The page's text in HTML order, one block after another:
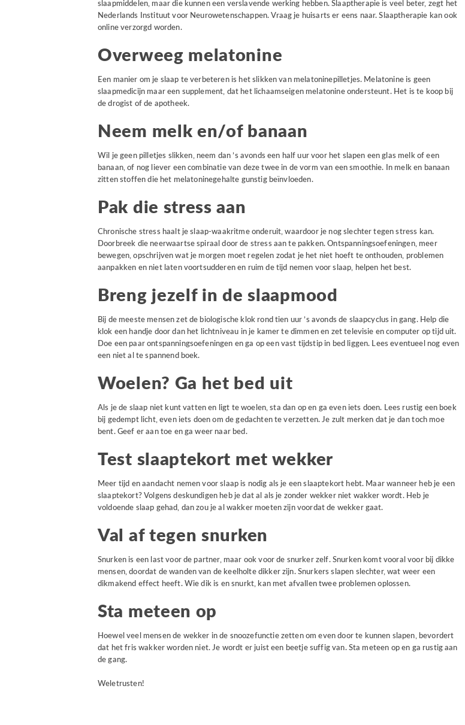
slaapmiddelen, maar die kunnen een verslavende werking hebben. Slaaptherapie is veel beter, zegt het
Nederlands Instituut voor Neurowetenschappen. Vraag je huisarts er eens naar. Slaaptherapie kan ook
online verzorgd worden.
Overweeg melatonine
Een manier om je slaap te verbeteren is het slikken van melatoninepilletjes. Melatonine is geen
slaapmedicijn maar een supplement, dat het lichaamseigen melatonine ondersteunt. Het is te koop bij
de drogist of de apotheek.
Neem melk en/of banaan
Wil je geen pilletjes slikken, neem dan ’s avonds een half uur voor het slapen een glas melk of een
banaan, of nog liever een combinatie van deze twee in de vorm van een smoothie. In melk en banaan
zitten stoffen die het melatoninegehalte gunstig beïnvloeden.
Pak die stress aan
Chronische stress haalt je slaap-waakritme onderuit, waardoor je nog slechter tegen stress kan.
Doorbreek die neerwaartse spiraal door de stress aan te pakken. Ontspanningsoefeningen, meer
bewegen, opschrijven wat je morgen moet regelen zodat je het niet hoeft te onthouden, problemen
aanpakken en niet laten voortsudderen en ruim de tijd nemen voor slaap, helpen het best.
Breng jezelf in de slaapmood
Bij de meeste mensen zet de biologische klok rond tien uur ’s avonds de slaapcyclus in gang. Help die
klok een handje door dan het lichtniveau in je kamer te dimmen en zet televisie en computer op tijd uit.
Doe een paar ontspanningsoefeningen en ga op een vast tijdstip in bed liggen. Lees eventueel nog even
een niet al te spannend boek.
Woelen? Ga het bed uit
Als je de slaap niet kunt vatten en ligt te woelen, sta dan op en ga even iets doen. Lees rustig een boek
bij gedempt licht, even iets doen om de gedachten te verzetten. Je zult merken dat je dan toch moe
bent. Geef er aan toe en ga weer naar bed.
Test slaaptekort met wekker
Meer tijd en aandacht nemen voor slaap is nodig als je een slaaptekort hebt. Maar wanneer heb je een
slaaptekort? Volgens deskundigen heb je dat al als je zonder wekker niet wakker wordt. Heb je
voldoende slaap gehad, dan zou je al wakker moeten zijn voordat de wekker gaat.
Val af tegen snurken
Snurken is een last voor de partner, maar ook voor de snurker zelf. Snurken komt vooral voor bij dikke
mensen, doordat de wanden van de keelholte dikker zijn. Snurkers slapen slechter, wat weer een
dikmakend effect heeft. Wie dik is en snurkt, kan met afvallen twee problemen oplossen.
Sta meteen op
Hoewel veel mensen de wekker in de snoozefunctie zetten om even door te kunnen slapen, bevordert
dat het fris wakker worden niet. Je wordt er juist een beetje suffig van. Sta meteen op en ga rustig aan
de gang.
Weletrusten!